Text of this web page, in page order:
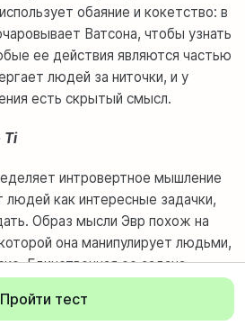
обаяние и кокетство: в
Ватсона, чтобы узнать
ее действия являются частью
людей за ниточки, и у
есть скрытый смысл.
Ti
интровертное мышление
людей как интересные задачки,
Образ мысли Эвр похож на
она манипулирует людьми,
Единственная ее задача -
других целей она не
Пройти тест